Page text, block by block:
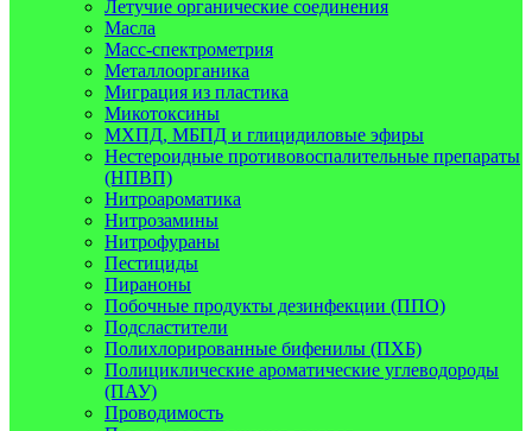
Летучие органические соединения
Масла
Масс-спектрометрия
Металлоорганика
Миграция из пластика
Микотоксины
МХПД, МБПД и глицидиловые эфиры
Нестероидные противовоспалительные препараты
(НПВП)
Нитроароматика
Нитрозамины
Нитрофураны
Пестициды
Пираноны
Побочные продукты дезинфекции (ППО)
Подсластители
Полихлорированные бифенилы (ПХБ)
Полициклические ароматические углеводороды
(ПАУ)
Проводимость